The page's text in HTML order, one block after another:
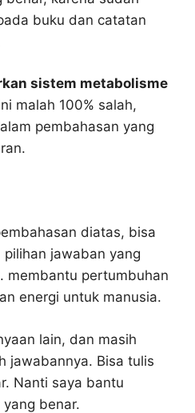
buku dan catatan
sistem metabolisme
malah 100% salah,
pembahasan yang
diatas, bisa
jawaban yang
membantu pertumbuhan
energi untuk manusia.
lain, dan masih
jawabannya. Bisa tulis
Nanti saya bantu
benar.